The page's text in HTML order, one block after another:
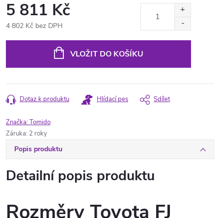
5 811 Kč
4 802 Kč bez DPH
VLOŽIT DO KOŠÍKU
Dotaz k produktu Hlídací pes Sdílet
Značka:Tomido
Záruka: 2 roky
Popis produktu
Detailní popis produktu
Rozměry Toyota FJ